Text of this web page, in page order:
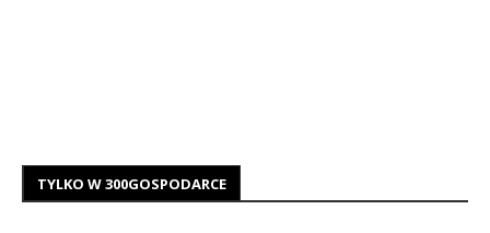
TYLKO W 300GOSPODARCE